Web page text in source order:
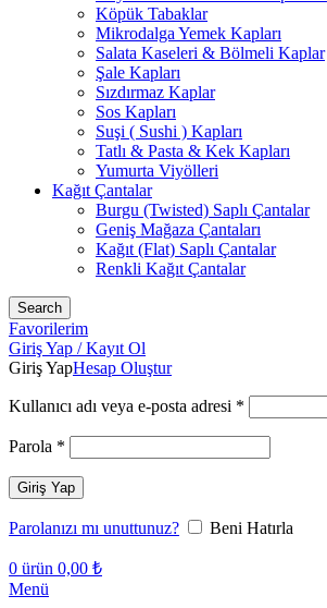
Köpük Tabaklar
Mikrodalga Yemek Kapları
Salata Kaseleri & Bölmeli Kaplar
Şale Kapları
Sızdırmaz Kaplar
Sos Kapları
Suşi ( Sushi ) Kapları
Tatlı & Pasta & Kek Kapları
Yumurta Viyölleri
Kağıt Çantalar
Burgu (Twisted) Saplı Çantalar
Geniş Mağaza Çantaları
Kağıt (Flat) Saplı Çantalar
Renkli Kağıt Çantalar
Search
Favorilerim
Giriş Yap / Kayıt Ol
Giriş YapHesap Oluştur
Kullanıcı adı veya e-posta adresi *
Parola *
Giriş Yap
Parolanızı mı unuttunuz? Beni Hatırla
0 ürün 0,00 ₺
Menü